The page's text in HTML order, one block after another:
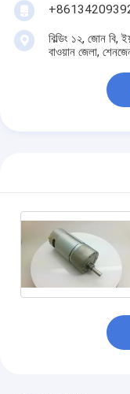
বিল্ডিং ১২, জোন বি,
বাওয়ান জেলা,